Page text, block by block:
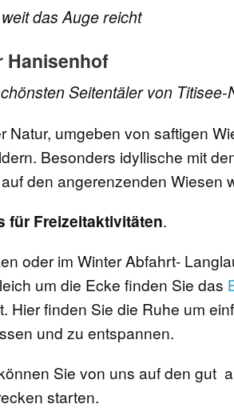
das Auge reicht
Hanisenhof
Seitentäler von
umgeben von saftigen
Besonders idyllische mit
den angerenzenden Wiesen
für Freizeitaktivitäten.
oder im Winter Abfahrt-
um die Ecke finden Sie das
Hier finden Sie die Ruhe um
und zu entspannen.
Sie von uns auf den gut
starten.